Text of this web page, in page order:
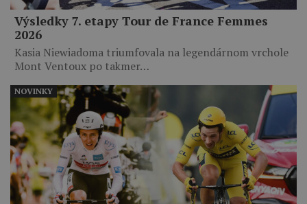
Výsledky 7. etapy Tour de France Femmes
2026
Kasia Niewiadoma triumfovala na legendárnom vrchole
Mont Ventoux po takmer…
NOVINKY